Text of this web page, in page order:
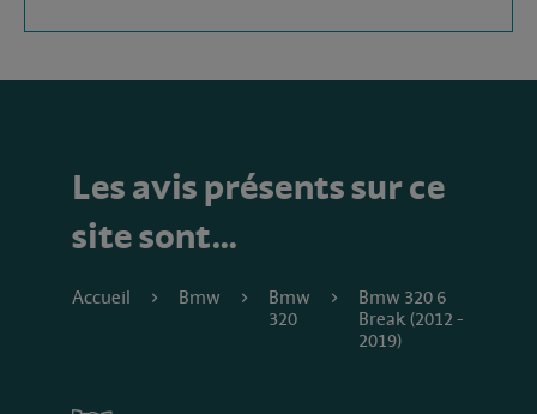
Les avis présents sur ce
site sont…
Accueil Bmw
Bmw
320
Bmw 320 6
Break (2012 -
2019)